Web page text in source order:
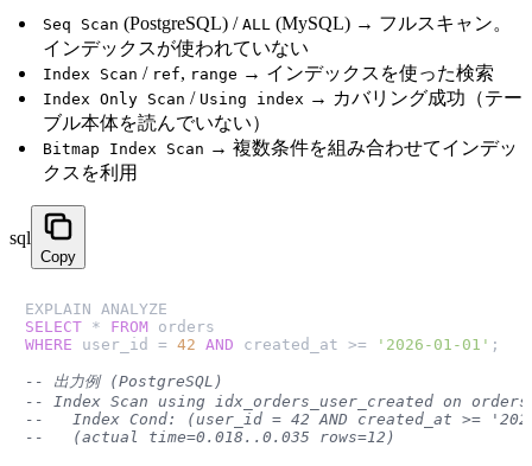
Seq Scan (PostgreSQL) / ALL (MySQL) → フルスキャン。
インデックスが使われていない
Index Scan / ref, range → インデックスを使った検索
Index Only Scan / Using index → カバリング成功（テー
ブル本体を読んでいない）
Bitmap Index Scan → 複数条件を組み合わせてインデッ
クスを利用
sql
Copy
SELECT * FROM
WHERE user_id = 42 AND created_at >= '2026-01-01' ;
-- 出力例 (PostgreSQL)
-- Index Scan using idx_orders_user_created on orders
--   Index Cond: (user_id = 42 AND created_at >=
--   (actual time=0.018..0.035 rows=12)